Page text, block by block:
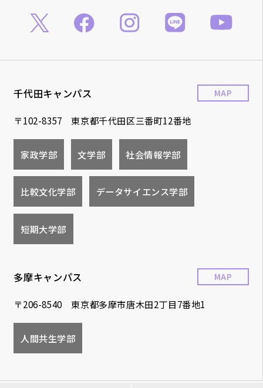
千代田キャンパス
〒102-8357 東京都千代田区三番町12番地
MAP
家政学部 文学部 社会情報学部
比較文化学部 データサイエンス学部
短期大学部
多摩キャンパス
〒206-8540 東京都多摩市唐木田2丁目7番地1
MAP
人間共生学部